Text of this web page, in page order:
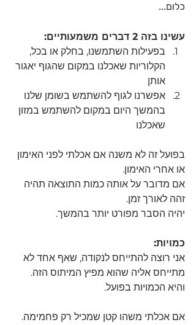
כלום...
עשינו בזה 2 דברים משמעותיים:
בפעילות השתמשנו, בחלק או בכל,
הקלוריות שאכלנו במקום שהגוף יאגור
אותן
אפשרנו לגוף להשתמש בשומן שלנו
בהמשך היום במקום להשתמש במזון
שאכלנו
בפועל זה לא משנה אם אכלתי לפני האימון
או אחרי האימון.
אם מדובר על אותה כמות התוצאה תהיה
זהה לאורך זמן.
יהיה הסבר מפורט יותר בהמשך.
כמויות:
אני רוצה להתייחס לנקודה, שאף אחד לא
מתייחס אליה שהוא מפיץ המיתוס הזה.
והיא הכמויות בפועל.
אם אכלתי משהו קטן שמכיל רק פחמימה.